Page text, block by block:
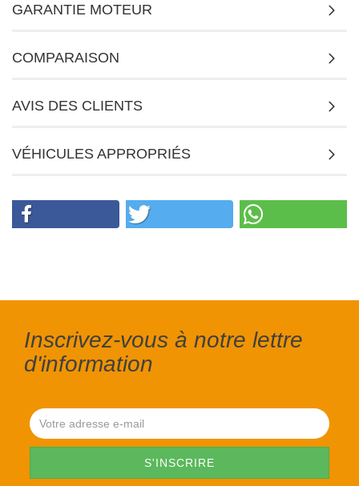
GARANTIE MOTEUR
COMPARAISON
AVIS DES CLIENTS
VÉHICULES APPROPRIÉS
Inscrivez-vous à notre lettre
d'information